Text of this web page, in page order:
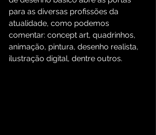
para as diversas profissões da
atualidade, como podemos
comentar: concept art, quadrinhos,
animação, pintura, desenho realista,
ilustração digital, dentre outros.